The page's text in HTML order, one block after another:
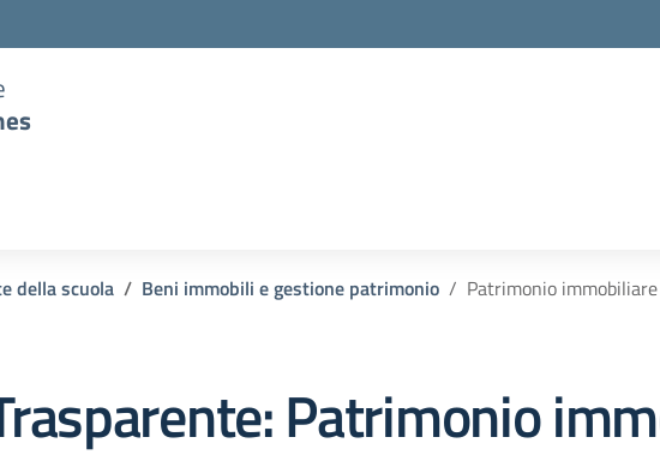
della scuola Beni immobili e gestione patrimonio Patrimonio immobiliare
Patrimonio